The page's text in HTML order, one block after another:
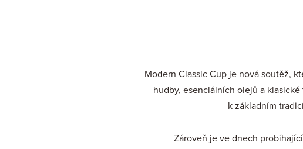
Modern Classic Cup je nová soutěž,
hudby, esenciálních olejů a
k základním
Zároveň je ve dnech